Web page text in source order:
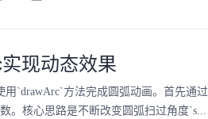
现动态效果
`drawArc`方法完成圆弧动画。首先通过
。核心思路是不断改变圆弧扫过角度`s...